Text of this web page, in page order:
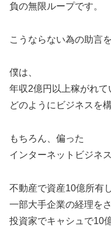
負の無限ループです。
こうならない為の助言
僕は、
年収2億円以上稼がれて
どのようにビジネスを
もちろん、偏った
インターネットビジネ
不動産で資産10億所有
一部大手企業の経理を
投資家でキャシュで10